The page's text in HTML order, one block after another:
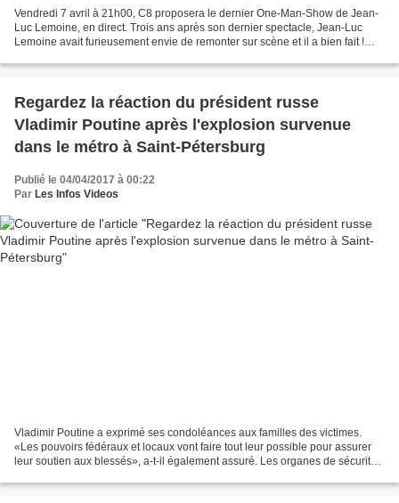
Vendredi 7 avril à 21h00, C8 proposera le dernier One-Man-Show de Jean-
Luc Lemoine, en direct. Trois ans après son dernier spectacle, Jean-Luc
Lemoine avait furieusement envie de remonter sur scène et il a bien fait !
Regardez la réaction du président russe
Vladimir Poutine après l'explosion survenue
dans le métro à Saint-Pétersburg
Publié le 04/04/2017 à 00:22
Par Les Infos Videos
Vladimir Poutine a exprimé ses condoléances aux familles des victimes.
«Les pouvoirs fédéraux et locaux vont faire tout leur possible pour assurer
leur soutien aux blessés», a-t-il également assuré. Les organes de sécurité